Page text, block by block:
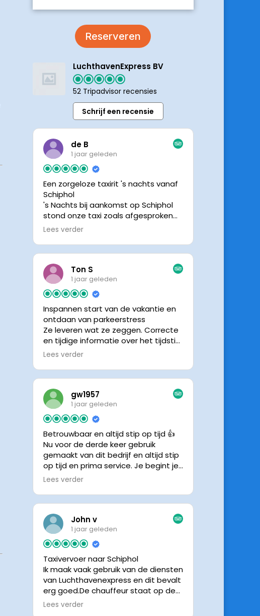
Reserveren
LuchthavenExpress BV
52 Tripadvisor recensies
Schrijf een recensie
de B
1 jaar geleden
Een zorgeloze taxirit 's nachts vanaf
Schiphol
's Nachts bij aankomst op Schiphol
stond onze taxi zoals afgesproken
keurig te wachten. Dankzij de goede
chauffeur wisten we precies waar de
chauffeur, met een prachtige auto
was het een comfortabele rit. Graag
tot de volgende de keer.
Lees verder
Ton S
1 jaar geleden
Inspannen start van de vakantie en
ontdaan van parkeerstress
Ze leveren wat ze zeggen. Correcte
en tijdige informatie over het tijdstip
van ophalen. Voldeed ook nu weer
Lees verder
gw1957
1 jaar geleden
Betrouwbaar en altijd stip op tijd 👍
Nu voor de derde keer gebruik
gemaakt van dit bedrijf en altijd stip
op tijd en prima service. Je begint je
vakantie zonder zorgen iig. 👍👍
Lees verder
John v
1 jaar geleden
Taxivervoer naar Schiphol
Ik maak vaak gebruik van de diensten
van Luchthavenexpress en dit bevalt
erg goed.De chauffeur staat op de
afgesproken tijd klaar om je op te
Lees verder